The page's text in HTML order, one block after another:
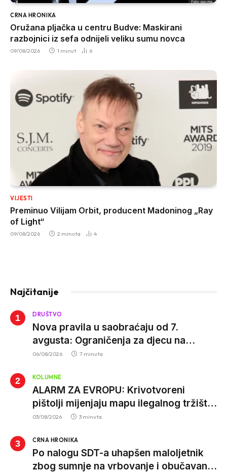
CRNA HRONIKA
Oružana pljačka u centru Budve: Maskirani
razbojnici iz sefa odnijeli veliku sumu novca
09/08/2026 1 minut 6
VIJESTI
Preminuo Vilijam Orbit, producent Madoninog „Ray
of Light“
09/08/2026 2 minuta 4
Najčitanije
DRUŠTVO
Nova pravila u saobraćaju od 7.
avgusta: Ograničenja za djecu na
trotinetima i mlade vozače, veće kazne
06/08/2026 7 minuta
KOLUMNE
ALARM ZA EVROPU: Krivotvoreni
pištolji mijenjaju mapu ilegalnog tržišta,
istrage ukazuju na proizvodnju van EU
03/08/2026 3 minuta
CRNA HRONIKA
Po nalogu SDT-a uhapšen maloljetnik
zbog sumnje na vrbovanje i obučavanje